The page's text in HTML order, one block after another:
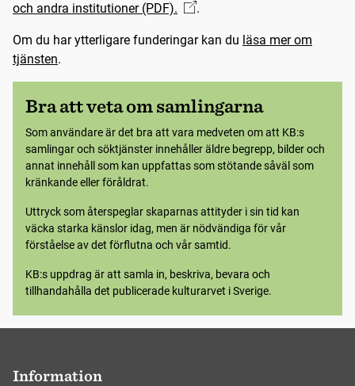
och andra institutioner (PDF).
.
Om du har ytterligare funderingar kan du läsa mer om
tjänsten.
Bra att veta om samlingarna
Som användare är det bra att vara medveten om att KB:s
samlingar och söktjänster innehåller äldre begrepp, bilder och
annat innehåll som kan uppfattas som stötande såväl som
kränkande eller föråldrat.
Uttryck som återspeglar skaparnas attityder i sin tid kan
väcka starka känslor idag, men är nödvändiga för vår
förståelse av det förflutna och vår samtid.
KB:s uppdrag är att samla in, beskriva, bevara och
tillhandahålla det publicerade kulturarvet i Sverige.
Information